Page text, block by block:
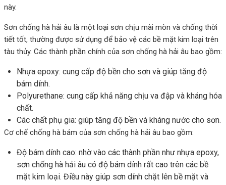
này.
Sơn chống hà hải âu là một loại sơn chịu mài mòn và chống thời
tiết tốt, thường được sử dụng để bảo vệ các bề mặt kim loại trên
tàu thủy. Các thành phần chính của sơn chống hà hải âu bao gồm:
Nhựa epoxy: cung cấp độ bền cho sơn và giúp tăng độ
bám dính.
Polyurethane: cung cấp khả năng chịu va đập và kháng hóa
chất.
Các chất phụ gia: giúp tăng độ bền và kháng nước cho sơn.
Cơ chế chống hà bám của sơn chống hà hải âu bao gồm:
Độ bám dính cao: nhờ vào các thành phần như nhựa epoxy,
sơn chống hà hải âu có độ bám dính rất cao trên các bề
mặt kim loại. Điều này giúp sơn dính chặt lên bề mặt và